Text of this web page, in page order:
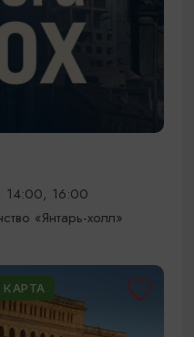
14:00, 16:00
«Янтарь-холл»